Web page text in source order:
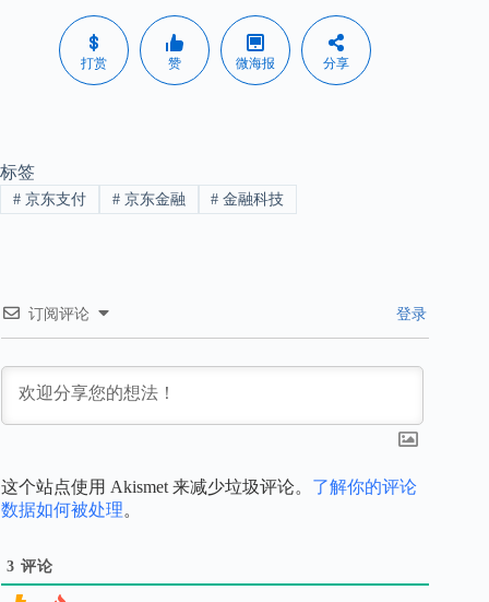
打赏 赞 微海报 分享
标签
#京东支付 #京东金融 # 金融科技
订阅评论 登录
这个站点使用 Akismet 来减少垃圾评论。 了解你的评论
数据如何被处理。
3 评论